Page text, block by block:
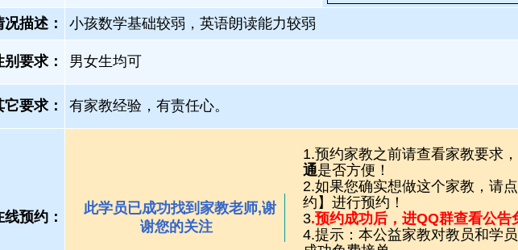
描述：
小孩数学基础较弱，英语朗读能力较弱
要求： 男女生均可
要求： 有家教经验，有责任心。
线预约：
此学员已成功找到家教老师,谢
谢您的关注
1.预约家教之前请查看家教要求
通是否方便！
2.如果您确实想做这个家教，请
约】进行预约！
3.预约成功后，进QQ群查看公告
4.提示：本公益家教对教员和学